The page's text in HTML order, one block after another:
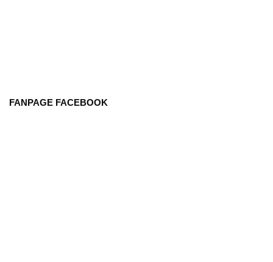
FANPAGE FACEBOOK